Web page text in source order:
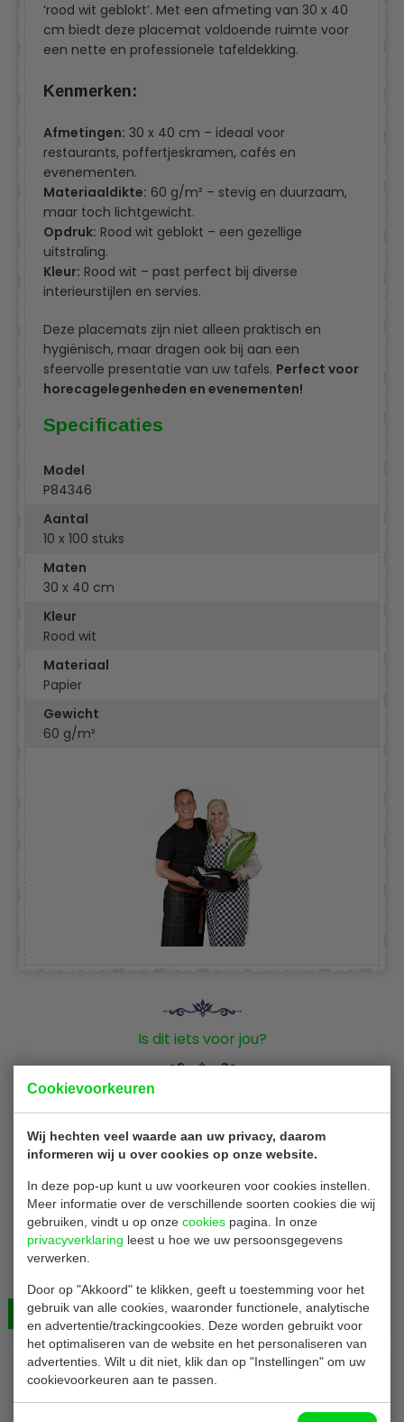
Cookievoorkeuren
Wij hechten veel waarde aan uw privacy, daarom
informeren wij u over cookies op onze website.
In deze pop-up kunt u uw voorkeuren voor cookies instellen.
Meer informatie over de verschillende soorten cookies die wij
gebruiken, vindt u op onze cookies pagina. In onze
privacyverklaring leest u hoe we uw persoonsgegevens
verwerken.
Door op "Akkoord" te klikken, geeft u toestemming voor het
gebruik van alle cookies, waaronder functionele, analytische
en advertentie/trackingcookies. Deze worden gebruikt voor
het optimaliseren van de website en het personaliseren van
advertenties. Wilt u dit niet, klik dan op "Instellingen" om uw
cookievoorkeuren aan te passen.
‘rood wit geblokt’. Met een afmeting van 30 x 40
cm biedt deze placemat voldoende ruimte voor
een nette en professionele tafeldekking.
Kenmerken:
Afmetingen: 30 x 40 cm – ideaal voor
restaurants, poffertjeskramen, cafés en
evenementen.
Materiaaldikte: 60 g/m² – stevig en duurzaam,
maar toch lichtgewicht.
Opdruk: Rood wit geblokt – een gezellige
uitstraling.
Kleur: Rood wit – past perfect bij diverse
interieurstijlen en servies.
Deze placemats zijn niet alleen praktisch en
hygiënisch, maar dragen ook bij aan een
sfeervolle presentatie van uw tafels. Perfect voor
horecagelegenheden en evenementen!
Specificaties
Model
P84346
Aantal
10 x 100 stuks
Maten
30 x 40 cm
Kleur
Rood wit
Materiaal
Papier
Gewicht
60 g/m²
Is dit iets voor jou?
Conpax placemats
stuks
€ 41,00 Bekijken